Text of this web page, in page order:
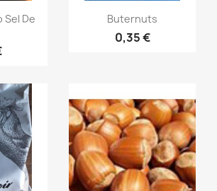
Sel De
Aperçu rapide
Buternuts
0,35 €